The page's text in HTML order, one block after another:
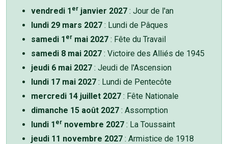
vendredi 1 er janvier 2027 : Jour de l'an
lundi 29 mars 2027 : Lundi de Pâques
samedi 1 er mai 2027 : Fête du Travail
samedi 8 mai 2027 : Victoire des Alliés de 1945
jeudi 6 mai 2027 : Jeudi de l'Ascension
lundi 17 mai 2027 : Lundi de Pentecôte
mercredi 14 juillet 2027 : Fête Nationale
dimanche 15 août 2027 : Assomption
lundi 1 er novembre 2027 : La Toussaint
jeudi 11 novembre 2027 : Armistice de 1918